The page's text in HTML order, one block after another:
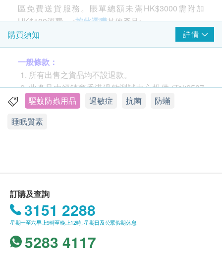
區免費送貨服務。賬單總額未滿HK$3000需附加
HK$100運費。<按此選購其他產品>
產品特性：
消委會於「抗菌、防蟎」功能檢測表現總評分最高
抗菌：有效抑制 「金黃葡萄球菌」和「克雷伯氏
肺炎菌」，抗菌表現非常理想
防蟎：完全斷絕塵蟎穿過
不含被歐盟禁用偶氮染料、不含甲醛
經過10次洗濯後沒有嚴重縮水及變色等情況
購買須知 詳情
一般條款：
所有出售之貨品均不設退款。
此產品由經銷商香港過敏測試中心提供 (Tel:2587
1022/2587 1038)。
health.ESDlife保留最終決議權。
運費。
我們將於確定訂單後7個工作天內安排發貨。
不排除運送時間會因節日而有所影響。當八號烈風
訊號懸掛或黑色暴雨警告生效時，送貨服務時間將
會延遲。
驅蚊防蟲用品 過敏症 抗菌
防蟎
睡眠質素
訂購及查詢
3151 2288
星期一至六早上9時至晚上12時; 星期日及公眾假期休息
5283 4117